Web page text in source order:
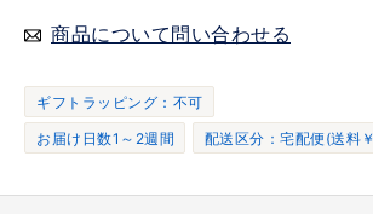
商品について問い合わせる
ギフトラッピング：不可
お届け日数1～2週間
配送区分：宅配便(送料